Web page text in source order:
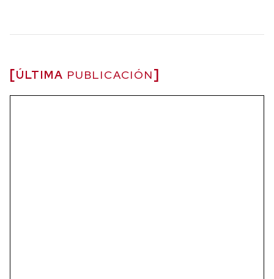
ÚLTIMA PUBLICACIÓN